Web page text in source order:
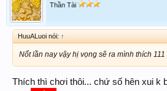
Thần Tài
HuuALuoi nói: ↑
Nốt lần nay vậy hị vọng sẽ ra mình thích
Thích thì chơi thôi... chứ số hên xui k